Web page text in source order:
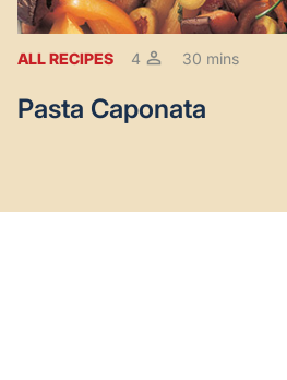
ALL RECIPES 4 30 mins
Pasta Caponata